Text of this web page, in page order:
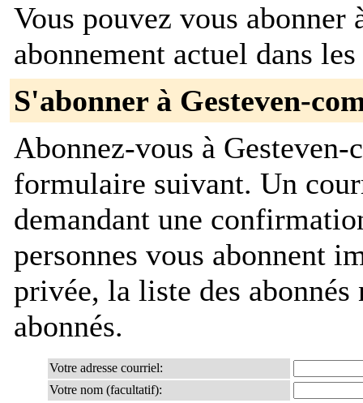
Vous pouvez vous
abonnement actuel dans
S'abonner à Gesteven-
Abonnez-vous à
formulaire suivant. Un
demandant une
personnes vous abonnent
privée, la liste des
abonnés.
Votre adresse courriel:
Votre nom (facultatif):